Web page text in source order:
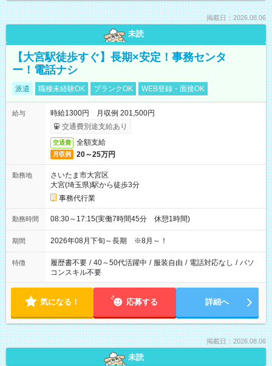
掲載日：2026.08.06
未読
【大宮駅徒歩すぐ】長期×安定！事務センタ
ー！電話ナシ
派遣 職種未経験OK ブランクOK WEB登録・面接OK
給与
時給1300円 月収例 201,500円
交通費別途支給あり
交通費 全額支給
月収例 20～25万円
勤務地
さいたま市大宮区
大宮(埼玉県)駅から徒歩3分
事務代行業
勤務時間 08:30～17:15(実働7時間45分 休憩1時間)
期間 2026年08月下旬～長期 ※8月～！
特徴 履歴書不要 / 40～50代活躍中 / 服装自由 / 電話対応なし / パソ
コンスキル不要
気になる！ 応募する 詳細へ
掲載日：2026.08.06
未読